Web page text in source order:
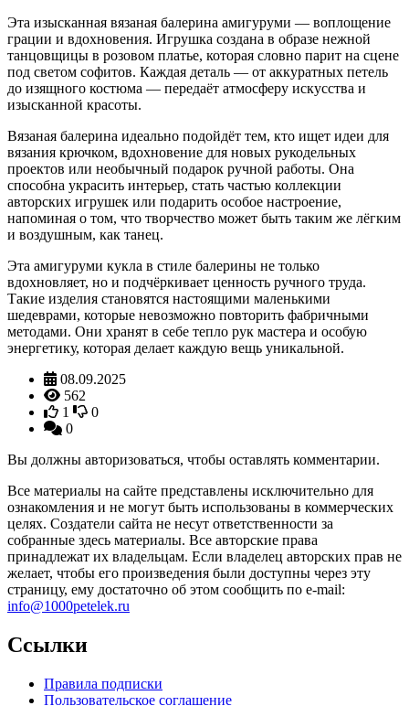
Эта изысканная вязаная балерина амигуруми — воплощение
грации и вдохновения. Игрушка создана в образе нежной
танцовщицы в розовом платье, которая словно парит на сцене
под светом софитов. Каждая деталь — от аккуратных петель
до изящного костюма — передаёт атмосферу искусства и
изысканной красоты.
Вязаная балерина идеально подойдёт тем, кто ищет идеи для
вязания крючком, вдохновение для новых рукодельных
проектов или необычный подарок ручной работы. Она
способна украсить интерьер, стать частью коллекции
авторских игрушек или подарить особое настроение,
напоминая о том, что творчество может быть таким же лёгким
и воздушным, как танец.
Эта амигуруми кукла в стиле балерины не только
вдохновляет, но и подчёркивает ценность ручного труда.
Такие изделия становятся настоящими маленькими
шедеврами, которые невозможно повторить фабричными
методами. Они хранят в себе тепло рук мастера и особую
энергетику, которая делает каждую вещь уникальной.
08.09.2025
562
1
0
0
Вы должны авторизоваться, чтобы оставлять комментарии.
Все материалы на сайте представлены исключительно для
ознакомления и не могут быть использованы в коммерческих
целях. Создатели сайта не несут ответственности за
собранные здесь материалы. Все авторские права
принадлежат их владельцам. Если владелец авторских прав не
желает, чтобы его произведения были доступны через эту
страницу, ему достаточно об этом сообщить по e-mail:
info@1000petelek.ru
Ссылки
Правила подписки
Пользовательское соглашение